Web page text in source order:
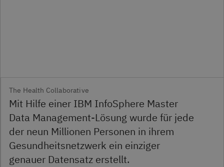
The Health Collaborative
Mit Hilfe einer IBM InfoSphere Master
Data Management-Lösung wurde für jede
der neun Millionen Personen in ihrem
Gesundheitsnetzwerk ein einziger
genauer Datensatz erstellt.